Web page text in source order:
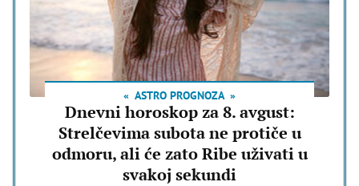
ASTRO PROGNOZA
Dnevni horoskop za 8. avgust:
Strelčevima subota ne protiče u
odmoru, ali će zato Ribe uživati u
svakoj sekundi